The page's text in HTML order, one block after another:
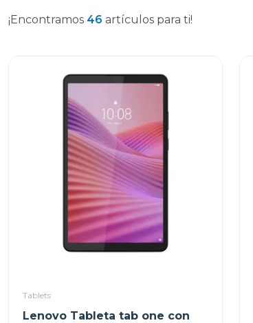
¡Encontramos 46 artículos para ti!
Tablets
Lenovo Tableta tab one con